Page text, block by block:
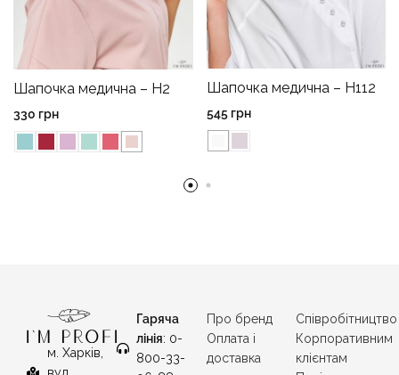
Шапочка медична – H2
330 грн
Шапочка медична – H112
545 грн
м. Харків,
Гаряча
лінія: 0-
800-33-
Про бренд
Оплата і
доставка
Співробітництво
Корпоративним
клієнтам